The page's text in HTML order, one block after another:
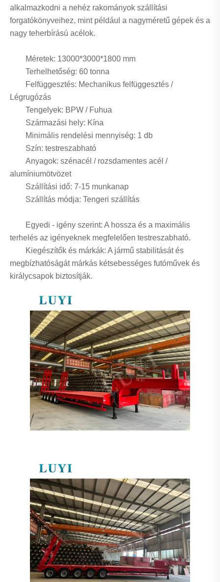
alkalmazkodni a nehéz rakományok szállítási
forgatókönyveihez, mint például a nagyméretű gépek és a
nagy teherbírású acélok.
Méretek: 13000*3000*1800 mm
Terhelhetőség: 60 tonna
Felfüggesztés: Mechanikus felfüggesztés /
Légrugózás
Tengelyek: BPW / Fuhua
Származási hely: Kína
Minimális rendelési mennyiség: 1 db
Szín: testreszabható
Anyagok: szénacél / rozsdamentes acél /
alumíniumötvözet
Szállítási idő: 7-15 munkanap
Szállítás módja: Tengeri szállítás
Egyedi - igény szerint: A hossza és a maximális
terhelés az igényeknek megfelelően testreszabható.
Kiegészítők és márkák: A jármű stabilitását és
megbízhatóságát márkás kétsebességes futóművek és
királycsapok biztosítják.